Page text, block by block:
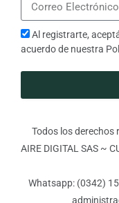
Al registrarte,
acuerdo de nuestra
Todos los derechos
AIRE DIGITAL SAS ~
Whatsapp: (0342)